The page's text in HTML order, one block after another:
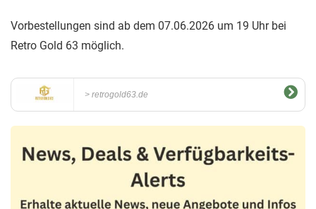
Vorbestellungen sind ab dem 07.06.2026 um 19 Uhr bei
Retro Gold 63 möglich.
retrogold63.de